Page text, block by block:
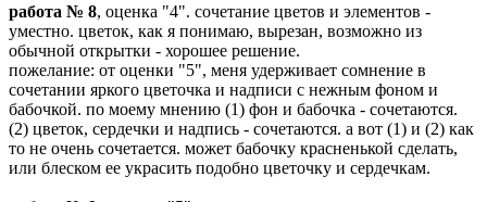
работа № 8, оценка "4". сочетание цветов и элементов -
уместно. цветок, как я понимаю, вырезан, возможно из
обычной открытки - хорошее решение.
пожелание: от оценки "5", меня удерживает сомнение в
сочетании яркого цветочка и надписи с нежным фоном и
бабочкой. по моему мнению (1) фон и бабочка - сочетаются.
(2) цветок, сердечки и надпись - сочетаются. а вот (1) и (2) как
то не очень сочетается. может бабочку красненькой сделать,
или блеском ее украсить подобно цветочку и сердечкам.